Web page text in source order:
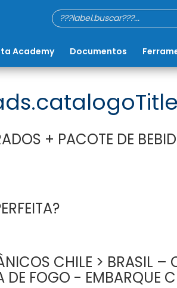
Academy Documentos
+ PACOTE DE
CHILE > BRASIL –
DE FOGO - EMBARQUE